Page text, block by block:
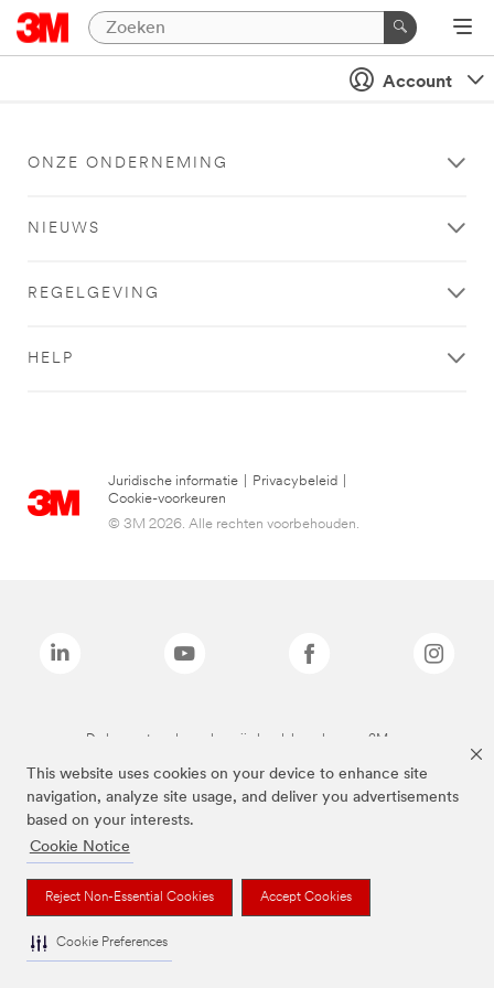
This website uses cookies on your device to enhance site
navigation, analyze site usage, and deliver you advertisements
based on your interests.
Cookie Notice
Reject Non-Essential Cookies Accept Cookies
Cookie Preferences
Account
ONZE ONDERNEMING
NIEUWS
REGELGEVING
HELP
Juridische informatie Privacybeleid
Cookie-voorkeuren
© 3M 2026. Alle rechten voorbehouden.
De bovenstaande merken zijn handelsmerken van 3M.we